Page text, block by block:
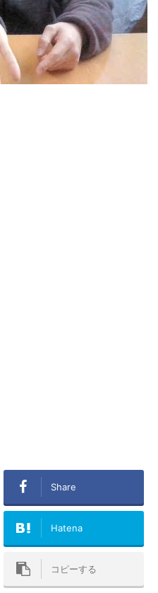
Share
Hatena
コピーする